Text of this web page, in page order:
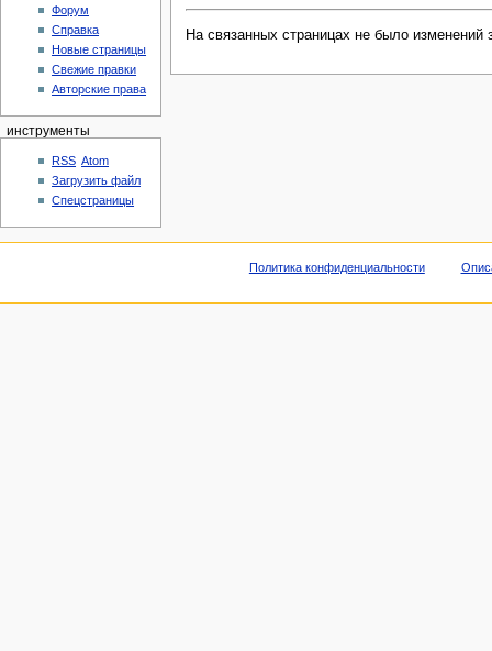
На связанных страницах не было изменений
Форум
Справка
Новые страницы
Свежие правки
Авторские права
инструменты
RSS Atom
Загрузить файл
Спецстраницы
Политика конфиденциальности